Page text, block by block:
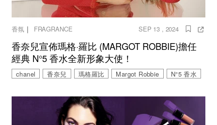
香氛｜ FRAGRANCE SEP 13 , 2024
香奈兒宣佈瑪格·羅比 (MARGOT ROBBIE)擔任
經典 N°5 香水全新形象大使！
chanel 香奈兒 瑪格羅比 Margot Robbie N°5 香水